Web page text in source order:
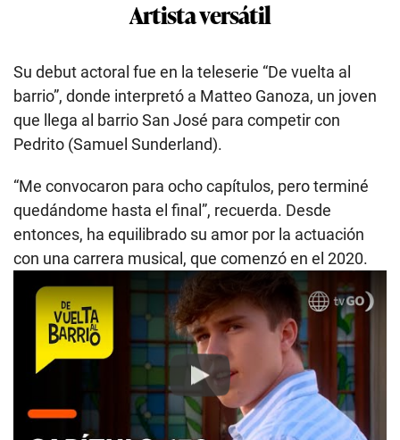
Artista versátil
Su debut actoral fue en la teleserie “De vuelta al
barrio”, donde interpretó a Matteo Ganoza, un joven
que llega al barrio San José para competir con
Pedrito (Samuel Sunderland).
“Me convocaron para ocho capítulos, pero terminé
quedándome hasta el final”, recuerda. Desde
entonces, ha equilibrado su amor por la actuación
con una carrera musical, que comenzó en el 2020.
Play